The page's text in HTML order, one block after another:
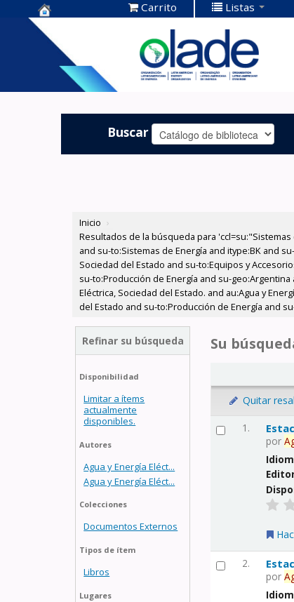
Centro de
Documentación
OLADE -
Carrito Listas
Buscar
Inicio ›
Resultados de la búsqueda para 'ccl=su:"Sistemas
and su-to:Sistemas de Energía and itype:BK and
Sociedad del Estado and su-to:Equipos y
su-to:Producción de Energía and su-geo:Argentina
Eléctrica, Sociedad del Estado. and au:Agua y
del Estado and su-to:Producción de Energía and
Refinar su búsqueda
Disponibilidad
Limitar a ítems
actualmente
disponibles.
Autores
Agua y Energía Eléct...
Agua y Energía Eléct...
Colecciones
Documentos Externos
Tipos de ítem
Libros
Lugares
Su
Quitar
1.
por
2.
por